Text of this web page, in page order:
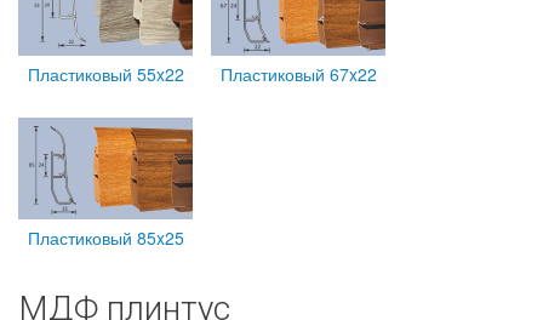
Пластиковый 55x22 Пластиковый 67x22
Пластиковый 85x25
МДФ плинтус